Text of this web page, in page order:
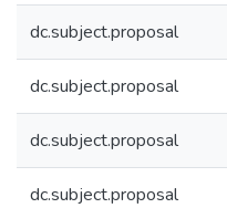
dc.subject.proposal
dc.subject.proposal
dc.subject.proposal
dc.subject.proposal